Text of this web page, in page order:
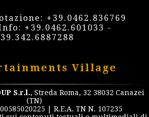
+39.0462.836769
+39.0462.601033 -
Village
S.r.l., Streda Roma, 32 38032 Canazei
(TN)
| R.E.A. TN N. 107235